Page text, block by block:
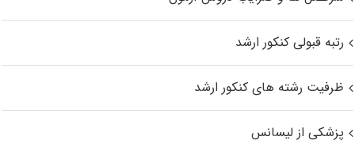
رتبه قبولی کنکور ارشد
ظرفیت رشته های کنکور ارشد
پزشکی از لیسانس